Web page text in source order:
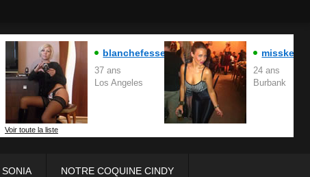
NOTRE COQUINE CINDY